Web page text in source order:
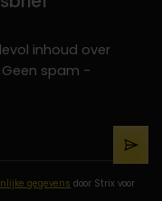
inhoud over
spam -
gegevens door Strix voor